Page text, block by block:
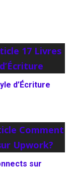
d’Écriture
sur